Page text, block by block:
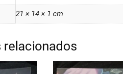
21 × 14 × 1 cm
relacionados